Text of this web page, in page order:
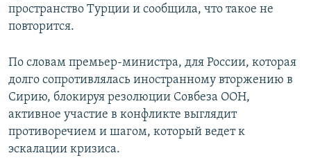
пространство Турции и сообщила, что такое не
повторится.
По словам премьер-министра, для России, которая
долго сопротивлялась иностранному вторжению в
Сирию, блокируя резолюции Совбеза ООН,
активное участие в конфликте выглядит
противоречием и шагом, который ведет к
эскалации кризиса.